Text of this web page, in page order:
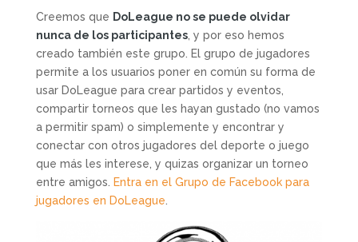
Creemos que DoLeague no se puede olvidar
nunca de los participantes, y por eso hemos
creado también este grupo. El grupo de jugadores
permite a los usuarios poner en común su forma de
usar DoLeague para crear partidos y eventos,
compartir torneos que les hayan gustado (no vamos
a permitir spam) o simplemente y encontrar y
conectar con otros jugadores del deporte o juego
que más les interese, y quizas organizar un torneo
entre amigos.
Entra en el Grupo de Facebook para
jugadores en DoLeague